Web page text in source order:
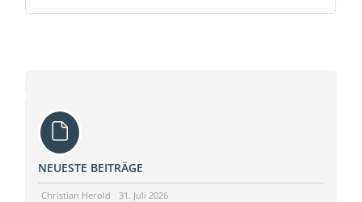
NEUESTE BEITRÄGE
Christian Herold 31. Juli 2026